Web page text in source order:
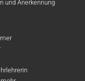
und Anerkennung